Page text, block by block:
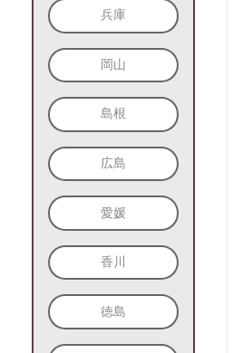
兵庫
岡山
島根
広島
愛媛
香川
徳島